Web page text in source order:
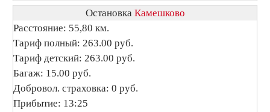
Остановка Камешково
Расстояние: 55,80 км.
Тариф полный: 263.00 руб.
Тариф детский: 263.00 руб.
Багаж: 15.00 руб.
Добровол. страховка: 0 руб.
Прибытие: 13:25